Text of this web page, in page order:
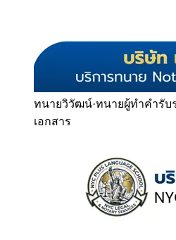
ทนายวิวัฒน์·ทนายผู้ทำคำรับ
เอกสาร